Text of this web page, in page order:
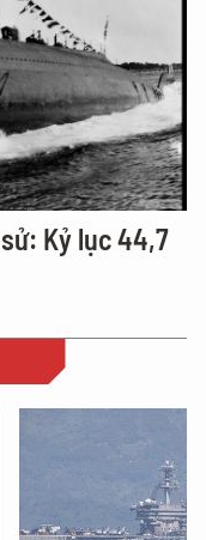
Kỷ lục 44,7